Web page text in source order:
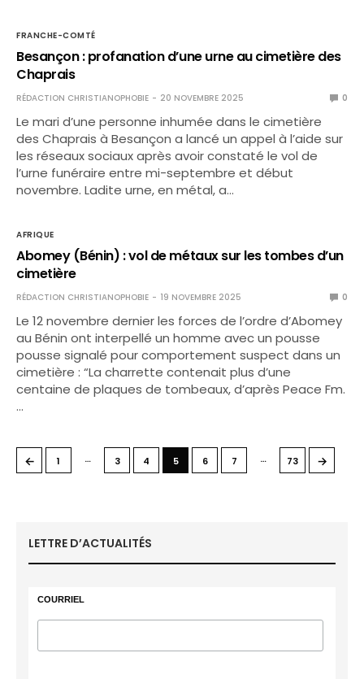
FRANCHE-COMTÉ
Besançon : profanation d’une urne au cimetière des
Chaprais
RÉDACTION CHRISTIANOPHOBIE 20 NOVEMBRE 2025 0
Le mari d’une personne inhumée dans le cimetière
des Chaprais à Besançon a lancé un appel à l’aide sur
les réseaux sociaux après avoir constaté le vol de
l’urne funéraire entre mi-septembre et début
novembre. Ladite urne, en métal, a…
AFRIQUE
Abomey (Bénin) : vol de métaux sur les tombes d’un
cimetière
RÉDACTION CHRISTIANOPHOBIE 19 NOVEMBRE 2025 0
Le 12 novembre dernier les forces de l’ordre d’Abomey
au Bénin ont interpellé un homme avec un pousse
pousse signalé pour comportement suspect dans un
cimetière : “La charrette contenait plus d’une
centaine de plaques de tombeaux, d’après Peace Fm.
…
← 1 … 3 4 5 6 7 … 73 →
LETTRE D’ACTUALITÉS
COURRIEL